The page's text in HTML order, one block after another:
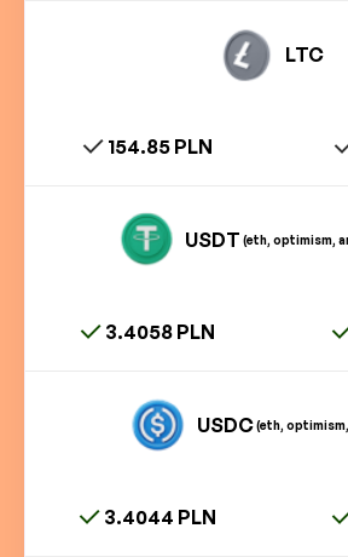
LTC
154.85 PLN
USDT (eth, optimism,
3.4058 PLN
USDC(eth,
3.4044 PLN